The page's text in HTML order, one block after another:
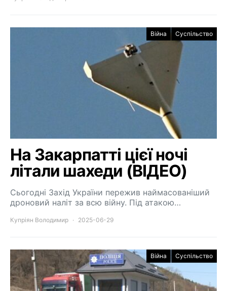
Війна Суспільство
На Закарпатті цієї ночі
літали шахеди (ВІДЕО)
Сьогодні Захід України пережив наймасованіший
дроновий наліт за всю війну. Під атакою…
Купріян Володимир 2025-06-29
Війна Суспільство